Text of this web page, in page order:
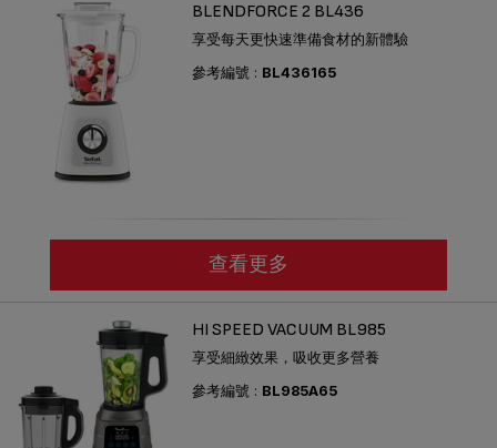
BLENDFORCE 2 BL436
享受每天更快速準備食材的新體驗
參考編號 : BL436165
查看更多
HI SPEED VACUUM BL985
享受細緻效果，吸收更多營養
參考編號 : BL985A65